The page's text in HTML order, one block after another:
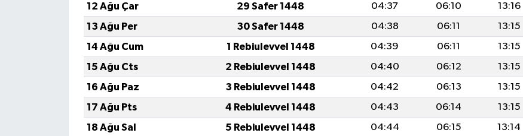
12 Ağu Çar
29 Safer 1448 04:37 06:10 13:16
13 Ağu Per
30 Safer 1448 04:38 06:11 13:15
14 Ağu Cum
1 Rebiulevvel 1448 04:39 06:11 13:15
15 Ağu Cts
2 Rebiulevvel 1448 04:40 06:12 13:15
16 Ağu Paz
3 Rebiulevvel 1448 04:42 06:13 13:15
17 Ağu Pts
4 Rebiulevvel 1448 04:43 06:14 13:15
18 Ağu Sal
5 Rebiulevvel 1448 04:44 06:15 13:14